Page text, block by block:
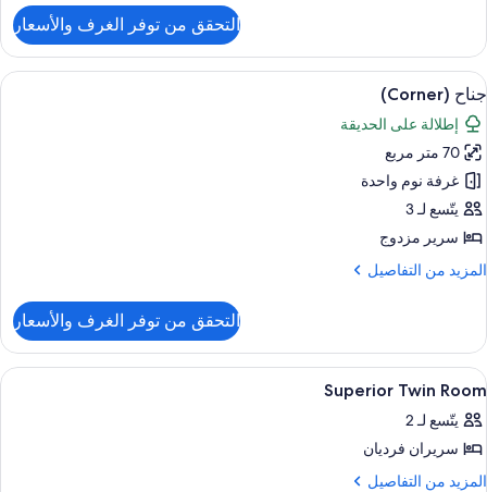
غرفة
كلوب
لفردين
بشرفة
منظر
للحديقة
التحقق من توفر الغرف والأسعار
استعراض
جميع
صور
جناح
ميني بار وخزنة داخل الغرفة ومكتب
6
جناح (Corner)
إطلالة على الحديقة
70 متر مربع
غرفة نوم واحدة
يتّسع لـ 3
سرير مزدوج
المزيد من التفاصيل
المزيد
جناح
التحقق من توفر الغرف والأسعار
استعراض
جميع
صور
Superior
Twin
ميني بار وخزنة داخل الغرفة ومكتب
2
Superior Twin Room
يتّسع لـ 2
سريران فرديان
المزيد من التفاصيل
المزيد